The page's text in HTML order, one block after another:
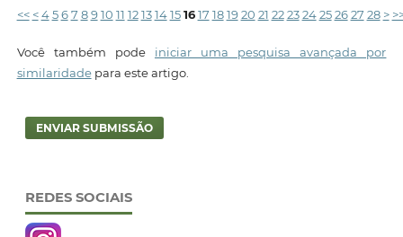
<< < 4 5 6 7 8 9 10 11 12 13 14 15 16 17 18 19 20 21 22 23 24 25 26 27 28 >
Você também pode iniciar uma pesquisa avançada por
similaridadepara este artigo.
ENVIAR SUBMISSÃO
REDES SOCIAIS